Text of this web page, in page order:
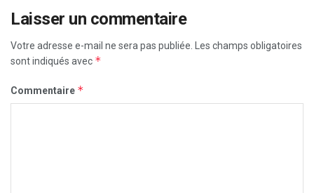
Laisser un commentaire
Votre adresse e-mail ne sera pas publiée.
Les champs obligatoires
sont indiqués avec *
Commentaire *